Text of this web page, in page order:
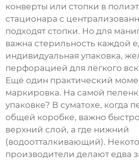
конверты или стопки в
стационара с
подходят стопки. Но для
важна стерильность каждой
индивидуальная упаковка,
перфорацией для лёгкого
Ещё один практический
маркировка. На самой
упаковке? В суматохе, когда
общей коробке, важно
верхний слой, а где нижний
(водоотталкивающий).
производители делают едва